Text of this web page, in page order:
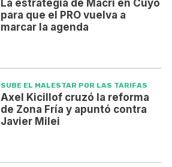
La estrategia de Macri en Cuyo
para que el PRO vuelva a
marcar la agenda
SUBE EL MALESTAR POR LAS TARIFAS
Axel Kicillof cruzó la reforma
de Zona Fría y apuntó contra
Javier Milei